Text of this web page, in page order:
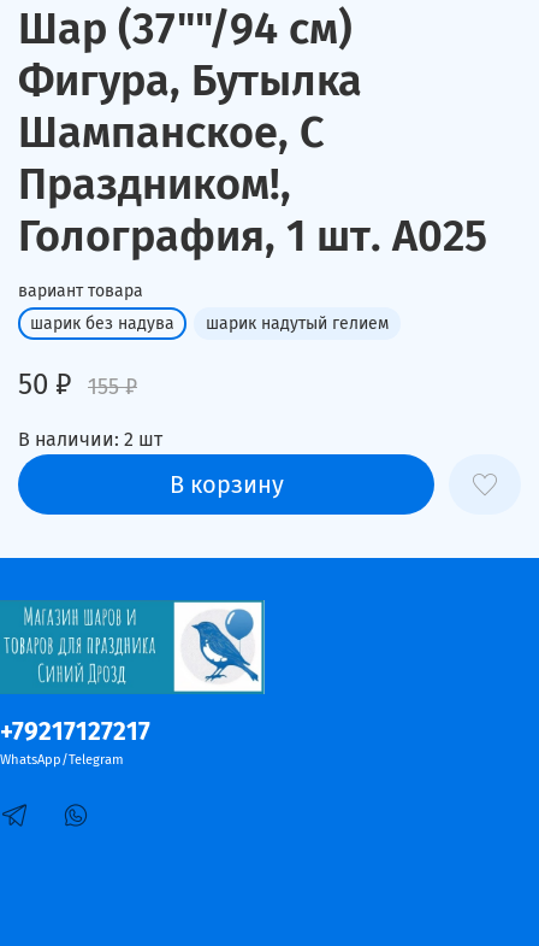
Шар (37""/94 см)
Фигура, Бутылка
Шампанское, С
Праздником!,
Голография, 1 шт. А025
вариант товара
шарик без надува
шарик надутый гелием
50 ₽ 155 ₽
В наличии: 2 шт
В корзину
+79217127217
WhatsApp/Telegram